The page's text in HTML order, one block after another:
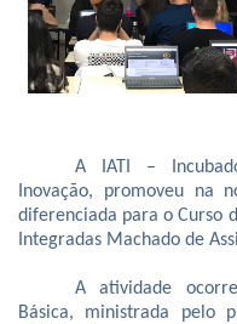
A IATI –
Inovação, promoveu na
diferenciada para o Curso
Integradas Machado de
A atividade
Básica, ministrada pelo